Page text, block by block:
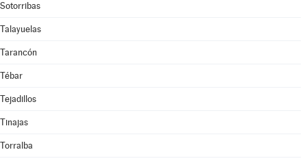
Sotorribas
Talayuelas
Tarancón
Tébar
Tejadillos
Tinajas
Torralba